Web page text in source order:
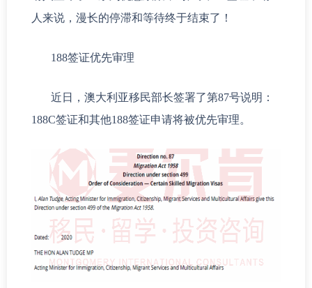
人来说，漫长的停滞和等待终于结束了！
188签证优先审理
近日，澳大利亚移民部长签署了第87号说明：
188C签证和其他188签证申请将被优先审理。